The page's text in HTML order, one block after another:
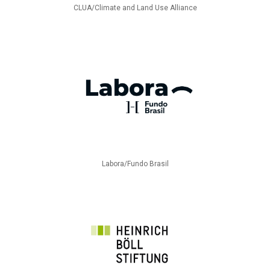
CLUA/Climate and Land Use Alliance
Labora/Fundo Brasil